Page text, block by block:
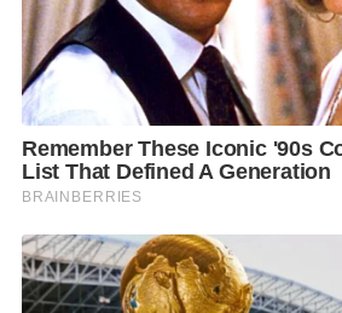
ประชาชนทุกภาคส่วน รวมถึงผู้สูงอา
สำคัญในการพัฒนาศักยภาพให้ผู้สูงอ
และใช้เทคโนโลยีดิจิทัลให้เกิดประ
ชีวิต จึงได้ร่วมกับ แกร็บ ประเทศไทย
ร็บวัยเก๋า’ เพื่อสนับสนุนให้คนไทยวั
ขึ้นไป) หันมาใช้ประโยชน์จากแอปพ
หรือรถจักรยานยนต์ มาใช้เพื่อสร้างร
สร้างความภูมิใจและส่งเสริมให้เกิดคุ